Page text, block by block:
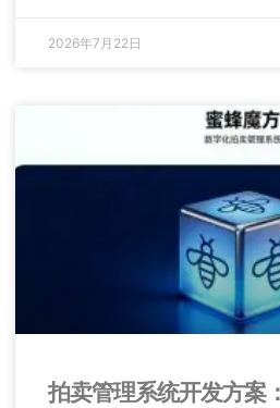
2026年7月22日
拍卖管理系统开发方案